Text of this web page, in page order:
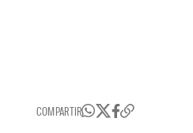
COMPARTIR